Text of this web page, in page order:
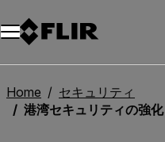
Home
セキュリティ
港湾セキュリティの強化：DP World Yarimcaが、効率的かつ安全な港湾運